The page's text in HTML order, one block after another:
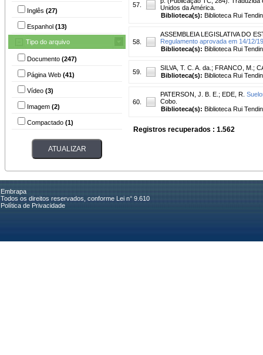
Inglês (27)
Espanhol (13)
Tipo do arquivo
Documento (247)
Página Web (41)
Vídeo (3)
Imagem (2)
Compactado (1)
57.
Unidos da América.
Biblioteca(s): Biblioteca Rui
58.
ASSEMBLEIA LEGISLATIVA DO
Regulamento aprovada em 14/12/
Biblioteca(s): Biblioteca Rui
59.
SILVA, T. C. A. da. ; FRANCO, M. ;
Biblioteca(s): Biblioteca Rui
60.
PATERSON, J. B. E. ; EDE, R.
Cobo.
Biblioteca(s): Biblioteca Rui
Registros recuperados : 1.562
Embrapa
Todos os direitos reservados, conforme Lei n° 9.610
Política de Privacidade